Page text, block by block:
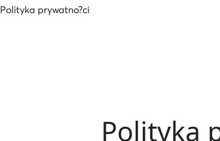
Polityka prywatno?ci
Polityka